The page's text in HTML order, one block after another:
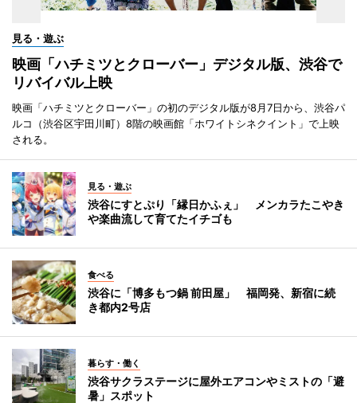
見る・遊ぶ
映画「ハチミツとクローバー」デジタル版、渋谷で
リバイバル上映
映画「ハチミツとクローバー」の初のデジタル版が8月7日から、渋谷パ
ルコ（渋谷区宇田川町）8階の映画館「ホワイトシネクイント」で上映
される。
見る・遊ぶ
渋谷にすとぷり「縁日かふぇ」 メンカラたこやき
や楽曲流して育てたイチゴも
食べる
渋谷に「博多もつ鍋 前田屋」 福岡発、新宿に続
き都内2号店
暮らす・働く
渋谷サクラステージに屋外エアコンやミストの「避
暑」スポット